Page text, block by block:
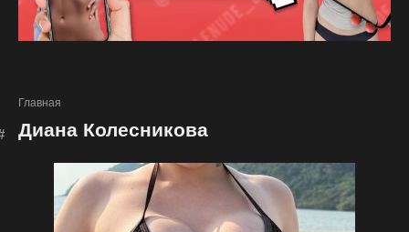
Главная
Диана Колесникова